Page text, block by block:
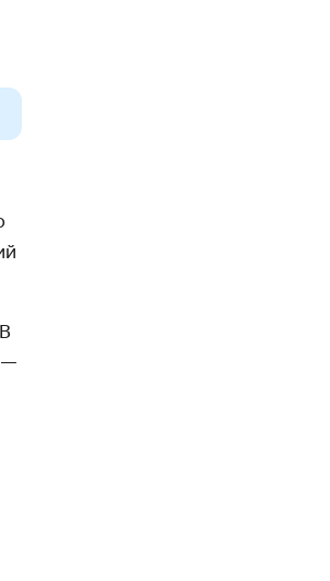
—